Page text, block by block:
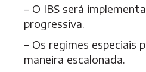
– O IBS será
progressiva.
– Os regimes especiais
maneira escalonada.